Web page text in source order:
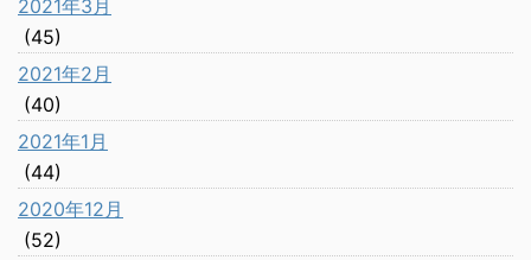
2021年3月
(45)
2021年2月
(40)
2021年1月
(44)
2020年12月
(52)